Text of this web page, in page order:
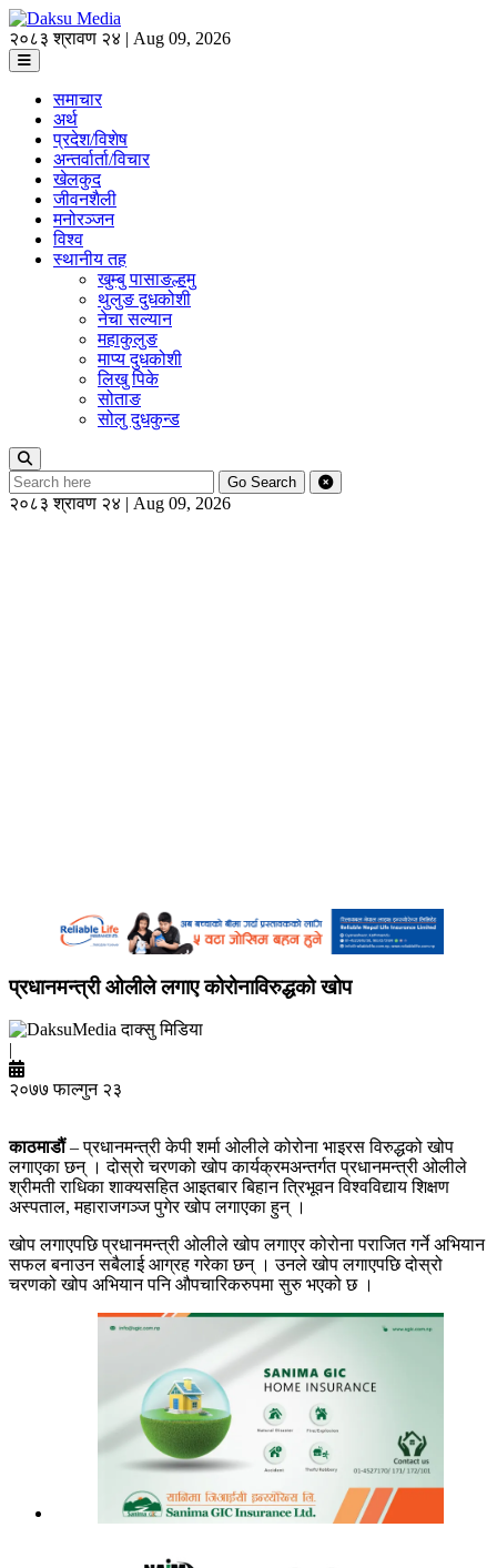
२०८३ श्रावण २४ | Aug 09, 2026
समाचार
अर्थ
प्रदेश/विशेष
अन्तर्वार्ता/विचार
खेलकुद
जीवनशैली
मनोरञ्जन
विश्व
स्थानीय तह
खुम्बु पासाङल्हमु
थुलुङ दुधकोशी
नेचा सल्यान
महाकुलुङ
माप्य दुधकोशी
लिखु पिके
सोताङ
सोलु दुधकुन्ड
Go Search
२०८३ श्रावण २४ | Aug 09, 2026
प्रधानमन्त्री ओलीले लगाए कोरोनाविरुद्धको खोप
दाक्सु मिडिया
|
२०७७ फाल्गुन २३
काठमाडौं– प्रधानमन्त्री केपी शर्मा ओलीले कोरोना भाइरस विरुद्धको खोप
लगाएका छन् । दोस्रो चरणको खोप कार्यक्रमअन्तर्गत प्रधानमन्त्री ओलीले
श्रीमती राधिका शाक्यसहित आइतबार बिहान त्रिभूवन विश्वविद्याय शिक्षण
अस्पताल, महाराजगञ्ज पुगेर खोप लगाएका हुन् ।
खोप लगाएपछि प्रधानमन्त्री ओलीले खोप लगाएर कोरोना पराजित गर्ने अभियान
सफल बनाउन सबैलाई आग्रह गरेका छन् । उनले खोप लगाएपछि दोस्रो
चरणको खोप अभियान पनि औपचारिकरुपमा सुरु भएको छ ।